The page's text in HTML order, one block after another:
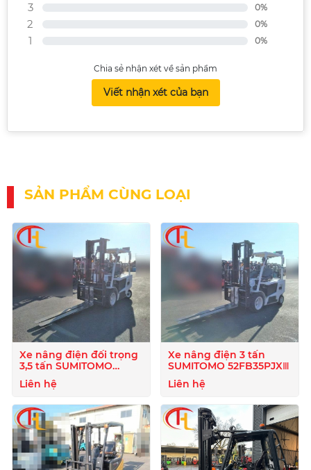
3 0%
2 0%
1 0%
Chia sẻ nhận xét về sản phẩm
Viết nhận xét của bạn
SẢN PHẨM CÙNG LOẠI
Xe nâng điện đối trọng
3,5 tấn SUMITOMO
52FB35PJXⅢ
Liên hệ
Xe nâng điện 3 tấn
SUMITOMO 52FB35PJXⅢ
Liên hệ